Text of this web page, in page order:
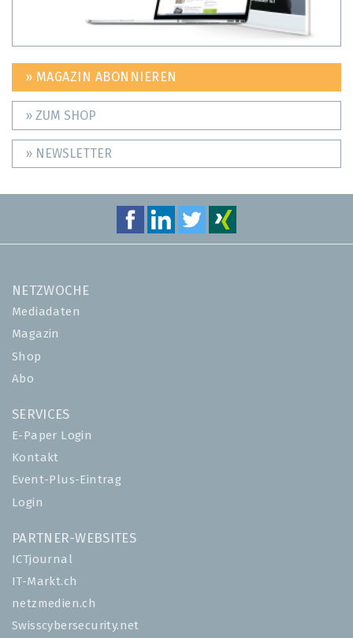
» MAGAZIN ABONNIEREN
» ZUM SHOP
» NEWSLETTER
NETZWOCHE
Mediadaten
Magazin
Shop
Abo
SERVICES
E-Paper Login
Kontakt
Event-Plus-Eintrag
Login
PARTNER-WEBSITES
ICTjournal
IT-Markt.ch
netzmedien.ch
Swisscybersecurity.net